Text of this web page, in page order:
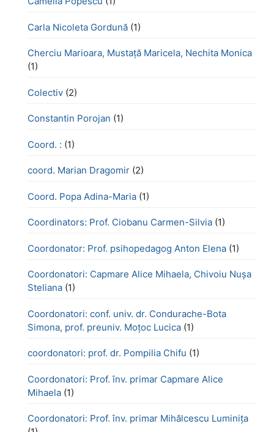
Carla Nicoleta Gordună (1)
Cherciu Marioara, Mustață Maricela, Nechita Monica
(1)
Colectiv (2)
Constantin Porojan (1)
Coord. : (1)
coord. Marian Dragomir (2)
Coord. Popa Adina-Maria (1)
Coordinators: Prof. Ciobanu Carmen-Silvia (1)
Coordonator: Prof. psihopedagog Anton Elena (1)
Coordonatori: Capmare Alice Mihaela, Chivoiu Nușa
Steliana (1)
Coordonatori: conf. univ. dr. Condurache-Bota
Simona, prof. preuniv. Moțoc Lucica (1)
coordonatori: prof. dr. Pompilia Chifu (1)
Coordonatori: Prof. înv. primar Capmare Alice
Mihaela (1)
Coordonatori: Prof. înv. primar Mihălcescu Luminița